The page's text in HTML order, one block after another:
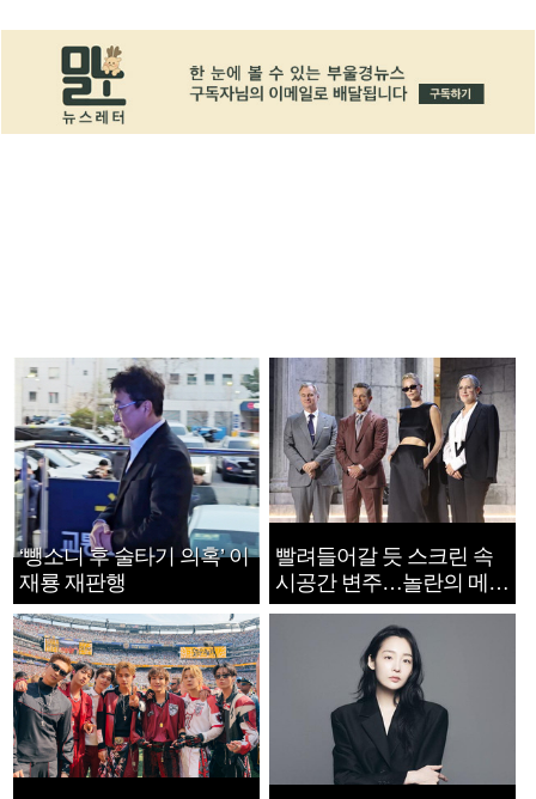
‘뺑소니 후 술타기 의혹’ 이
재룡 재판행
빨려들어갈 듯 스크린 속
시공간 변주…놀란의 메시
지는 ‘전쟁 속죄’